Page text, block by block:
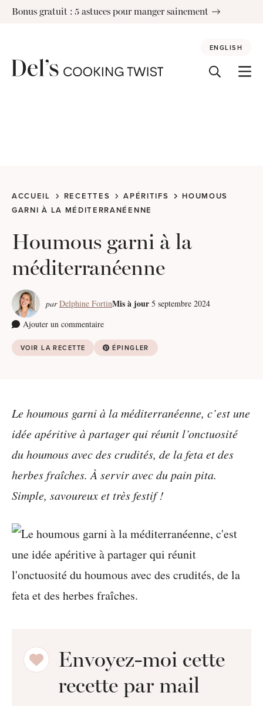
SkipBonus gratuit : 5 astuces pour manger sainement
ENGLISH
ACCUEIL RECETTES APÉRITIFS
HOUMOUS
GARNI À LA MÉDITERRANÉENNE
Houmous garni à la
méditerranéenne
par Delphine FortinMis à jour 5 septembre 2024
Ajouter un commentaire
VOIR LA RECETTE ÉPINGLER
Le houmous garni à la méditerranéenne, c’est une
idée apéritive à partager qui réunit l’onctuosité
du houmous avec des crudités, de la feta et des
herbes fraîches. À servir avec du pain pita.
Simple, savoureux et très festif !
Envoyez-moi cette
recette par mail